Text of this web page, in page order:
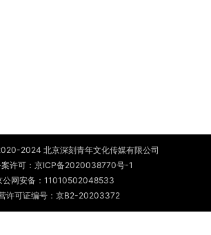
2024 北京深刻青年文化传媒有限公司
许可： 京ICP备2020038770号-1
公网安备： 11010502048533
许可证编号：京B2-20203372